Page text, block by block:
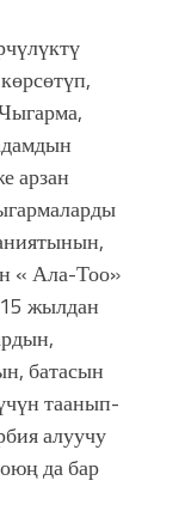
арзан
« Ала-Тоо»
жылдан
батасын
таанып-
алуучу
да бар